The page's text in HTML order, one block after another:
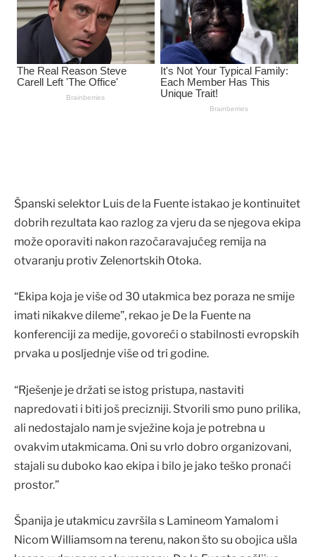
Španski selektor Luis de la Fuente istakao je kontinuitet
dobrih rezultata kao razlog za vjeru da se njegova ekipa
može oporaviti nakon razočaravajućeg remija na
otvaranju protiv Zelenortskih Otoka.
“Ekipa koja je više od 30 utakmica bez poraza ne smije
imati nikakve dileme”, rekao je De la Fuente na
konferenciji za medije, govoreći o stabilnosti evropskih
prvaka u posljednje više od tri godine.
“Rješenje je držati se istog pristupa, nastaviti
napredovati i biti još precizniji. Stvorili smo puno prilika,
ali nedostajalo nam je svježine koja je potrebna u
ovakvim utakmicama. Oni su vrlo dobro organizovani,
stajali su duboko kao ekipa i bilo je jako teško pronaći
prostor.”
Španija je utakmicu završila s Lamineom Yamalom i
Nicom Williamsom na terenu, nakon što su obojica ušla